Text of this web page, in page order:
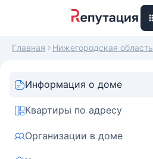
Главная Нижегородская область
Информация о доме
Квартиры по адресу
Организации в доме